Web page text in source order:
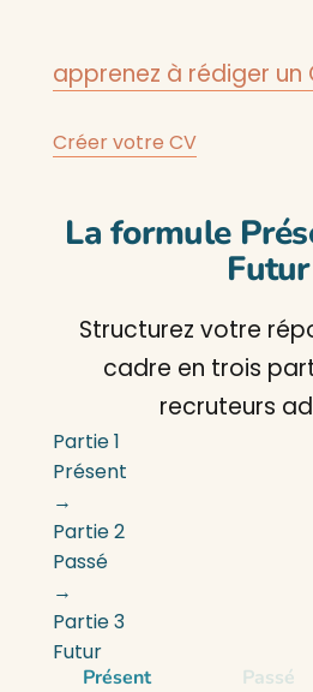
apprenez à rédiger un
Créer votre CV
La formule
Futur
Structurez votre
cadre en trois
recruteurs
Partie 1
Présent
→
Partie 2
Passé
→
Partie 3
Futur
Présent Passé